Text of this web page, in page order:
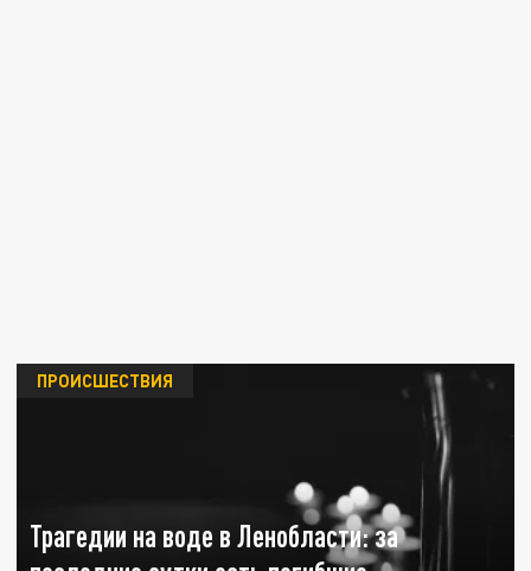
Трагедии на воде в Ленобласти: за
ПРОИСШЕСТВИЯ